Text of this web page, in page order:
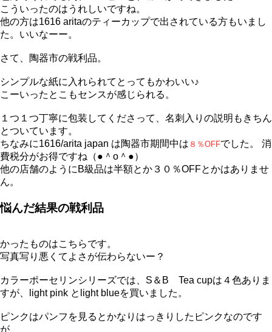
こういったのはうれしいですね。
他の方は1616 aritaのティーカップで出されている方もいまし
た。いいなーー。
さて、陶器市の戦利品。
シンプルな紙に入れられてとってもかわいい♪
こーいったとこもセンスが感じられる。
１つ１つ丁寧に包装してくださって、名刺入りの説明もきちん
とついています。
ちなみに1616/arita japan は陶器市期間中は ８％OFFでした。 消
費税分がお得ですね（●＾o＾●）
他の店舗のようにB級品は半額とか３０％OFFとかはありませ
ん。
悩んだ結果の戦利品
かったものはこちらです。
写真写り悪くてよさが伝わらないー？
カラーポーセリンシリーズでは、S＆B Tea cupは４色ありま
すが、light pink とlight blueを買いました。
ピンクはパンフを見るとかなりはっきりしたピンクなのです
が、